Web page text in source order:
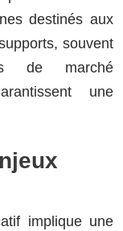
destinés aux
souvent
de marché
une
implique une